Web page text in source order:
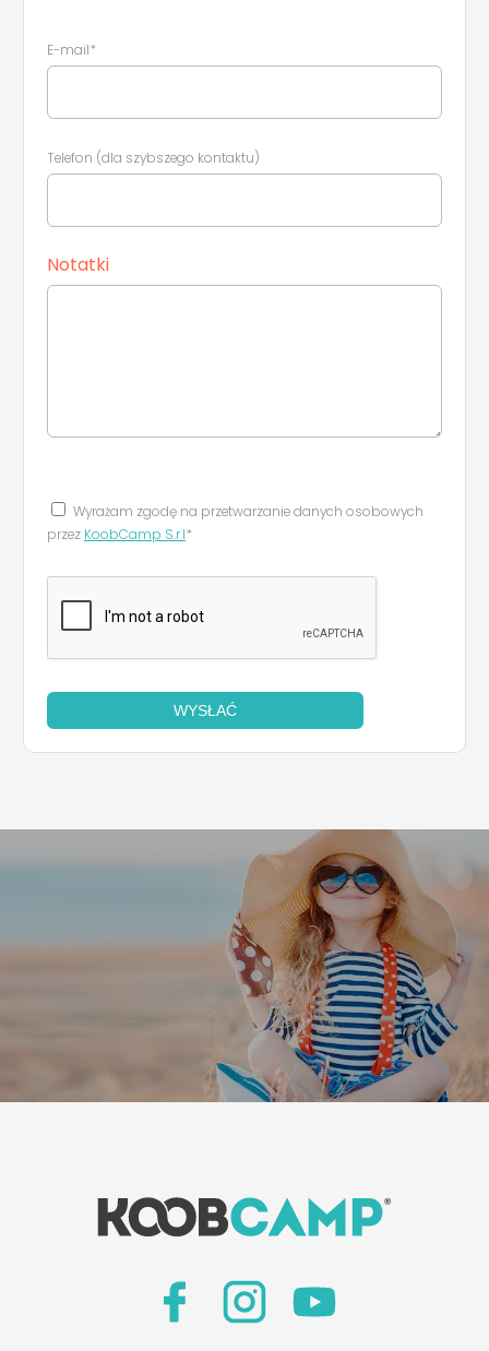
E-mail*
Telefon (dla szybszego kontaktu)
Notatki
Wyrażam zgodę na przetwarzanie danych osobowych
przez KoobCamp S.r.l*
WYSŁAĆ